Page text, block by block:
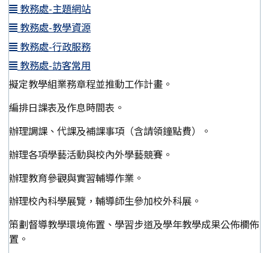
教務處-主題網站
教務處-教學資源
教務處-行政服務
教務處-訪客常用
擬定教學組業務章程並推動工作計畫。
編排日課表及作息時間表。
辦理調課、代課及補課事項（含請領鐘點費）。
辦理各項學藝活動與校內外學藝競賽。
辦理教育參觀與實習輔導作業。
辦理校內科學展覽，輔導師生參加校外科展。
策劃督導教學環境佈置、學習步道及學年教學成果公佈欄佈
置。